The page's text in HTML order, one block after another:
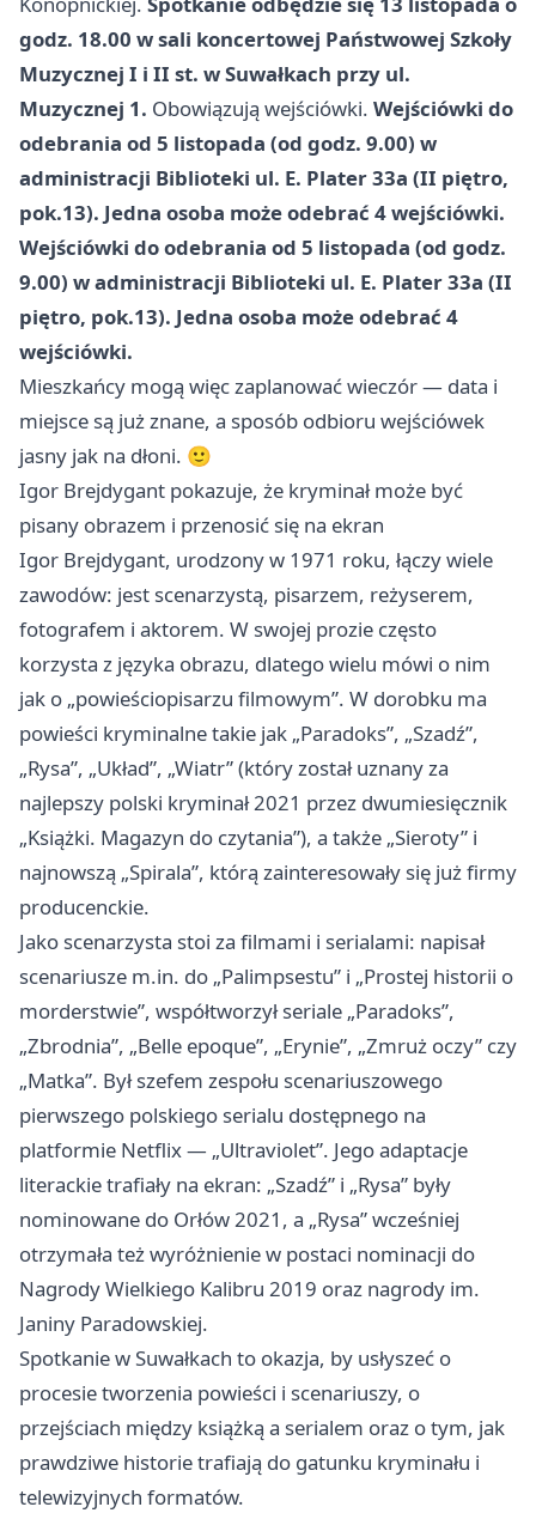
godz. 18.00 w sali koncertowej Państwowej Szkoły
Muzycznej I i II st. w Suwałkach przy ul.
Muzycznej 1. Obowiązują wejściówki. Wejściówki do
odebrania od 5 listopada (od godz. 9.00) w
administracji Biblioteki ul. E. Plater 33a (II piętro,
pok.13). Jedna osoba może odebrać 4 wejściówki.
Wejściówki do odebrania od 5 listopada (od godz.
9.00) w administracji Biblioteki ul. E. Plater 33a (II
piętro, pok.13). Jedna osoba może odebrać 4
wejściówki.
Mieszkańcy mogą więc zaplanować wieczór — data i
miejsce są już znane, a sposób odbioru wejściówek
jasny jak na dłoni. 🙂
Igor Brejdygant pokazuje, że kryminał może być
pisany obrazem i przenosić się na ekran
Igor Brejdygant, urodzony w 1971 roku, łączy wiele
zawodów: jest scenarzystą, pisarzem, reżyserem,
fotografem i aktorem. W swojej prozie często
korzysta z języka obrazu, dlatego wielu mówi o nim
jak o „powieściopisarzu filmowym”. W dorobku ma
powieści kryminalne takie jak „Paradoks”, „Szadź”,
„Rysa”, „Układ”, „Wiatr” (który został uznany za
najlepszy polski kryminał 2021 przez dwumiesięcznik
„Książki. Magazyn do czytania”), a także „Sieroty” i
najnowszą „Spirala”, którą zainteresowały się już firmy
producenckie.
Jako scenarzysta stoi za filmami i serialami: napisał
scenariusze m.in. do „Palimpsestu” i „Prostej historii o
morderstwie”, współtworzył seriale „Paradoks”,
„Zbrodnia”, „Belle epoque”, „Erynie”, „Zmruż oczy” czy
„Matka”. Był szefem zespołu scenariuszowego
pierwszego polskiego serialu dostępnego na
platformie Netflix — „Ultraviolet”. Jego adaptacje
literackie trafiały na ekran: „Szadź” i „Rysa” były
nominowane do Orłów 2021, a „Rysa” wcześniej
otrzymała też wyróżnienie w postaci nominacji do
Nagrody Wielkiego Kalibru 2019 oraz nagrody im.
Janiny Paradowskiej.
Spotkanie w Suwałkach to okazja, by usłyszeć o
procesie tworzenia powieści i scenariuszy, o
przejściach między książką a serialem oraz o tym, jak
prawdziwe historie trafiają do gatunku kryminału i
telewizyjnych formatów.